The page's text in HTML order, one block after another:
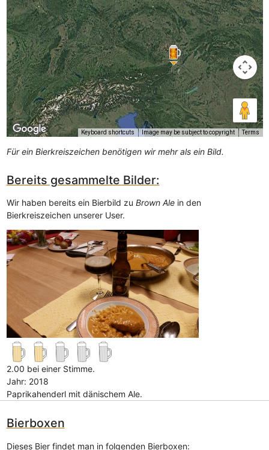
Keyboard shortcuts Image may be subject to copyright Terms
Für ein Bierkreiszeichen benötigen wir mehr als ein Bild.
Bereits gesammelte Bilder:
Wir haben bereits ein Bierbild zu Brown Alein den
Bierkreiszeichen unserer User.
2.00 bei einer Stimme.
Jahr: 2018
Paprikahenderl mit dänischem Ale.
Bierboxen
Dieses Bier findet man in folgenden Bierboxen: